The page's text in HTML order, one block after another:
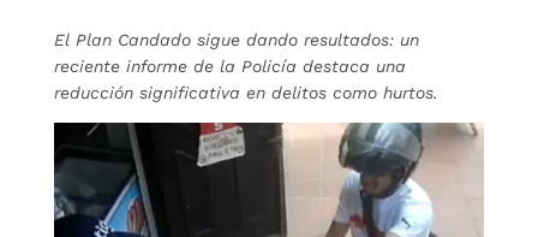
El Plan Candado sigue dando resultados: un
reciente informe de la Policía destaca una
reducción significativa en delitos como hurtos.